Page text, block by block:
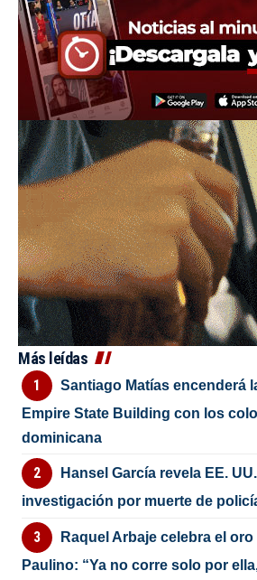
Más leídas
Santiago Matías encenderá
Empire State Building con los
dominicana
Hansel García revela EE.
investigación por muerte de
Raquel Arbaje celebra el
Paulino: “Ya no corre solo por